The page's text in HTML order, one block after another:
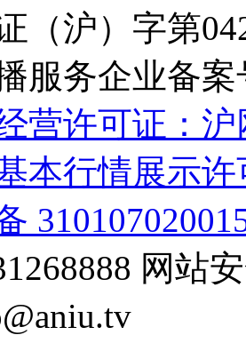
（沪）字第
服务企业备案
营许可证：
本行情展示许
网站